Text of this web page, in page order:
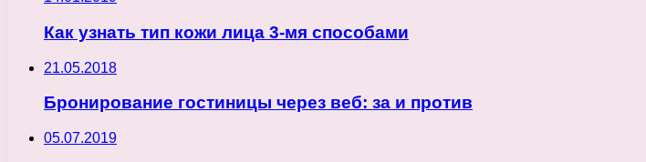
Как узнать тип кожи лица 3-мя способами
21.05.2018
Бронирование гостиницы через веб: за и против
05.07.2019